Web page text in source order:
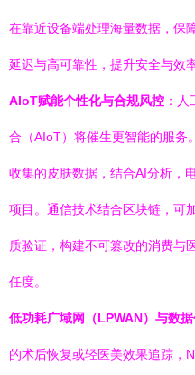
在靠近设备端处理海量数据，保
延迟与高可靠性，提升安全与效率
AIoT赋能个性化与合规风控 ：
合（AIoT）将催生更智能的服务
收集的皮肤数据，结合AI分析，
项目。通信技术结合区块链，可
质验证，构建不可篡改的消费与
任度。
低功耗广域网（LPWAN）与数
的术后恢复或轻医美效果追踪，